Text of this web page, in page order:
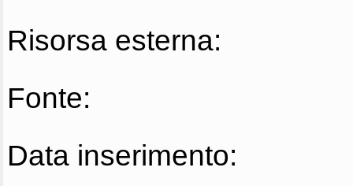
Risorsa esterna:
Fonte:
Data inserimento: